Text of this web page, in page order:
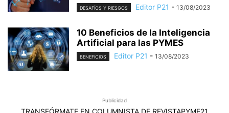
DESAFÍOS Y RIESGOS Editor P21 - 13/08/2023
10 Beneficios de la Inteligencia
Artificial para las PYMES
BENEFICIOS Editor P21 - 13/08/2023
Publicidad